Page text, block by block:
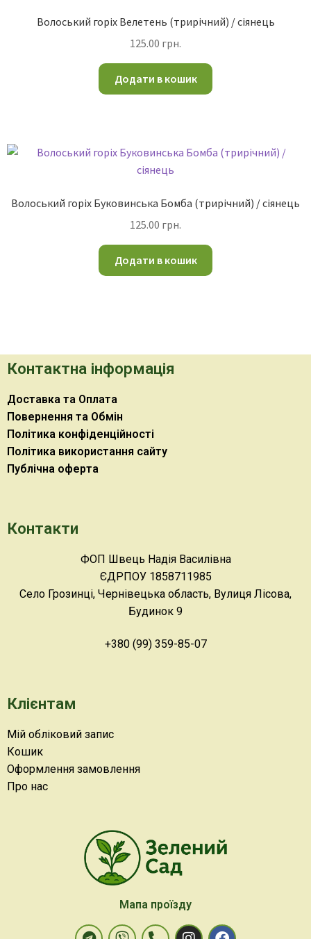
Волоський горіх Велетень (трирічний) / сіянець
125.00 грн.
Додати в кошик
Волоський горіх Буковинська Бомба (трирічний) / сіянець
125.00 грн.
Додати в кошик
Контактна інформація
Доставка та Оплата
Повернення та Обмін
Політика конфіденційності
Політика використання сайту
Публічна оферта
Контакти
ФОП Швець Надія Василівна
ЄДРПОУ 1858711985
Село Грозинці, Чернівецька область, Вулиця Лісова,
Будинок 9
+380 (99) 359-85-07
Клієнтам
Мій обліковий запис
Кошик
Оформлення замовлення
Про нас
Мапа проїзду